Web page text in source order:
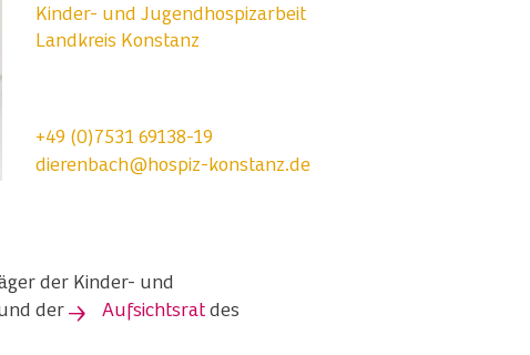
Kinder- und Jugendhospizarbeit
Landkreis Konstanz
+49 (0)7531 69138-19
dierenbach@hospiz-konstanz.de
der Kinder- und
der
Aufsichtsrat des